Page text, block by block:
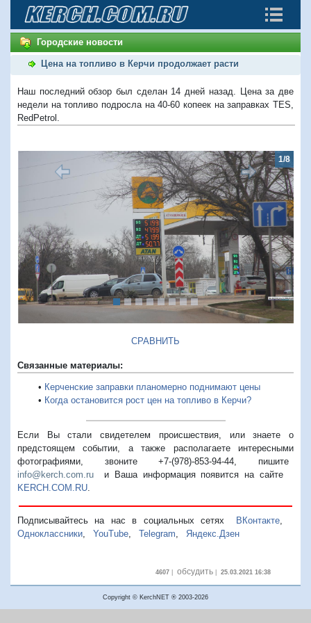
Городские новости
Цена на топливо в Керчи продолжает расти
Наш последний обзор был сделан 14 дней назад. Цена за две
недели на топливо подросла на 40-60 копеек на заправках TES,
RedPetrol.
1/8
Предыдущий
СРАВНИТЬ
Связанные материалы:
• Керченские заправки планомерно поднимают цены
• Когда остановится рост цен на топливо в Керчи?
Если Вы стали свидетелем происшествия, или знаете о
предстоящем событии, а также располагаете интересными
фотографиями, звоните +7-(978)-853-94-44, пишите
info@kerch.com.ru и Ваша информация появится на сайте
KERCH.COM.RU.
Подписывайтесь на нас в социальных сетях ВКонтакте,
Одноклассники, YouTube, Telegram, Яндекс.Дзен
4607| обсудить| 25.03.2021 16:38
Copyright © KerchNET ® 2003-2026